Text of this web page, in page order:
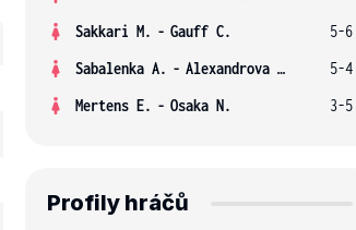
Sakkari M. - Gauff C.
5-6
Sabalenka A. - Alexandrova E.
5-4
Mertens E. - Osaka N. 3-5
Profily hráčů